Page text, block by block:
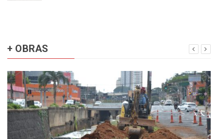
+ OBRAS